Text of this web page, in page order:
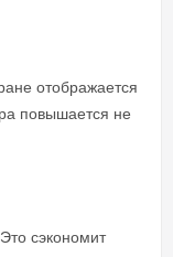
отображается
повышается не
сэкономит